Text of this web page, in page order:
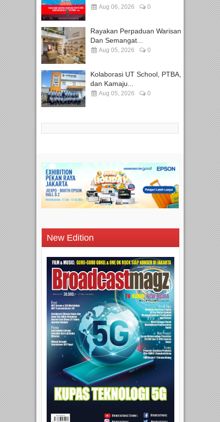
Aug 06, 2026 0
Rayakan Perpaduan Warisan
Dan Semangat...
Aug 05, 2026 0
Kolaborasi UT School, PTBA,
dan Kamaju...
Aug 05, 2026 0
New Edition